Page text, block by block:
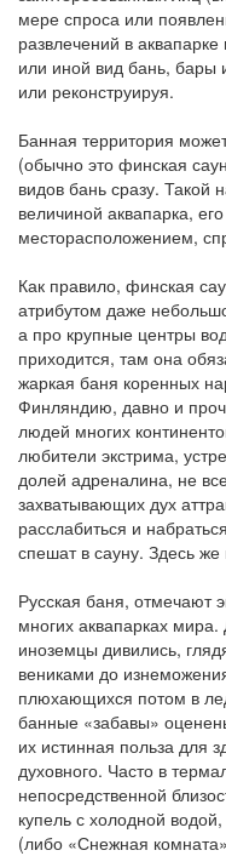
мере спроса или
развлечений в
или иной вид бань, бары
или реконструируя.
Банная территория
(обычно это финская
видов бань сразу.
величиной аквапарка,
месторасположением,
Как правило, финская
атрибутом даже
а про крупные центры
приходится, там она
жаркая баня коренных
Финляндию, давно и
людей многих
любители экстрима,
долей адреналина, не
захватывающих дух
расслабиться и
спешат в сауну. Здесь
Русская баня, отмечают
многих аквапарках
иноземцы дивились,
вениками до
плюхающихся потом в
банные «забавы»
их истинная польза для
духовного. Часто в
непосредственной
купель с холодной
(либо «Снежная